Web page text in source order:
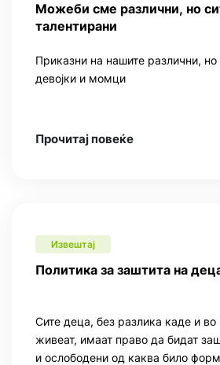
Можеби сме различни, но
талентирани
Приказни на нашите различни, но
девојки и момци
Прочитај повеќе
Извештај
Политика за заштита на
Сите деца, без разлика каде и во
живеат, имаат право да бидат
и ослободени од каква било